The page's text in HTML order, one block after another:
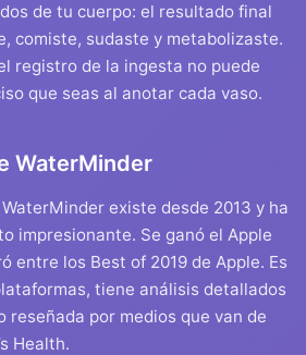
de tu cuerpo: el resultado final
comiste, sudaste y metabolizaste.
registro de la ingesta no puede
que seas al anotar cada vaso.
WaterMinder
existe desde 2013 y ha
impresionante. Se ganó el Apple
entre los Best of 2019 de Apple. Es
tiene análisis detallados
reseñada por medios que van de
Health.